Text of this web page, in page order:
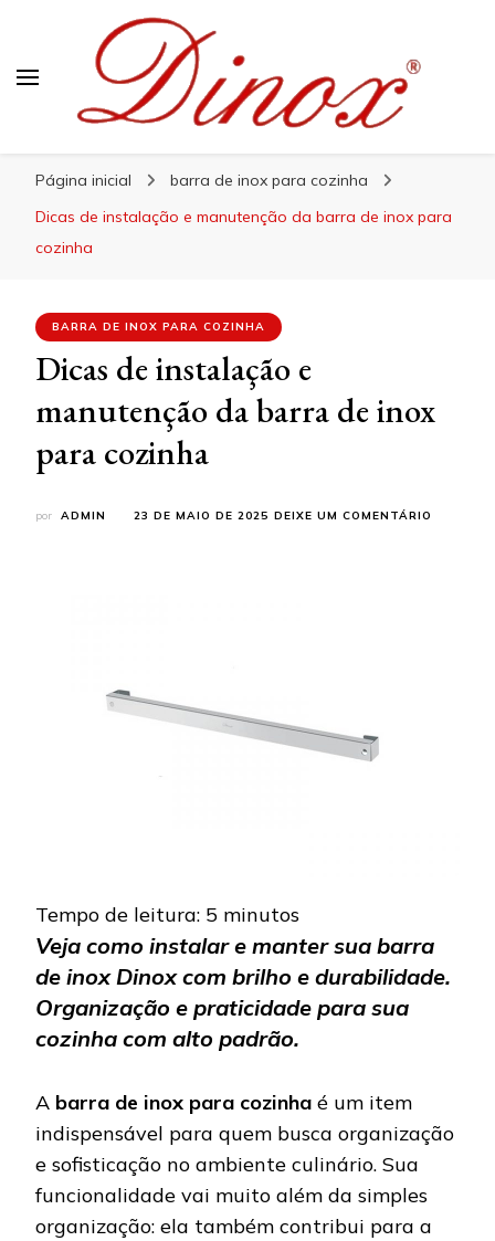
Página inicial
barra de inox para cozinha
Dicas de instalação e manutenção da barra de inox para
cozinha
BARRA DE INOX PARA COZINHA
Dicas de instalação e
manutenção da barra de inox
para cozinha
por ADMIN 23 DE MAIO DE 2025 DEIXE UM COMENTÁRIO
Tempo de leitura: 5 minutos
Veja como instalar e manter sua barra
de inox Dinox com brilho e durabilidade.
Organização e praticidade para sua
cozinha com alto padrão.
A barra de inox para cozinha é um item
indispensável para quem busca organização
e sofisticação no ambiente culinário. Sua
funcionalidade vai muito além da simples
organização: ela também contribui para a